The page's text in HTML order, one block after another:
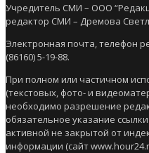
Учредитель СМИ – ООО
редактор СМИ – Дремова
Электронная почта, телефон
(86160) 5-19-88.
При полном или частичном
(текстовых, фото- и
необходимо разрешение
обязательное указание
активной не закрытой от
информации (сайт